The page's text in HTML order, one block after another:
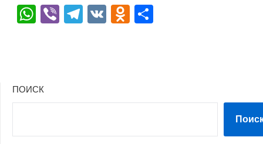
WhatsApp
ViberTelegram
VKOdnoklassniki
ПОИСК